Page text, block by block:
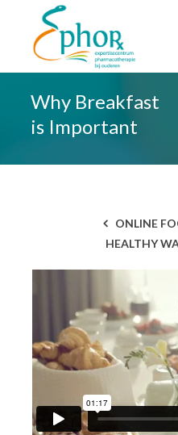
Why Breakfast
is Important
ONLINE
HEALTHY